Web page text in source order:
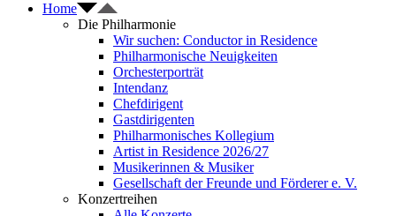
Home
Die Philharmonie
Wir suchen: Conductor in Residence
Philharmonische Neuigkeiten
Orchesterporträt
Intendanz
Chefdirigent
Gastdirigenten
Philharmonisches Kollegium
Artist in Residence 2026/27
Musikerinnen & Musiker
Gesellschaft der Freunde und Förderer e. V.
Konzertreihen